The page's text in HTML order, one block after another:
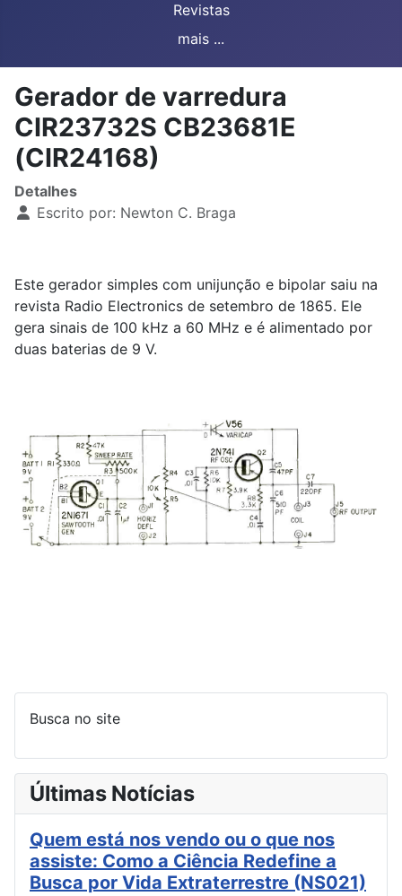
Revistas
mais ...
Gerador de varredura
CIR23732S CB23681E
(CIR24168)
Detalhes
Escrito por: Newton C. Braga
Este gerador simples com unijunção e bipolar saiu na
revista Radio Electronics de setembro de 1865. Ele
gera sinais de 100 kHz a 60 MHz e é alimentado por
duas baterias de 9 V.
Busca no site
Últimas Notícias
Quem está nos vendo ou o que nos
assiste: Como a Ciência Redefine a
Busca por Vida Extraterrestre (NS021)